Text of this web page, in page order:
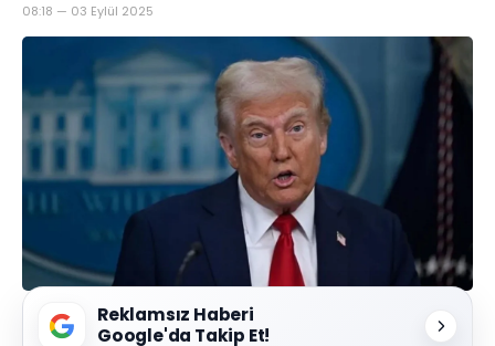
08:18 — 03 Eylül 2025
Reklamsız Haberi
Google'da Takip Et!